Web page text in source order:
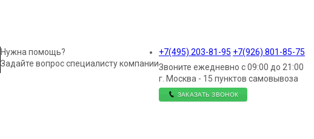
Нужна помощь?
Задайте вопрос специалисту компании
+7(495) 203-81-95 +7(926) 801-85-75
Звоните ежедневно с 09:00 до 21:00
г. Москва - 15 пунктов самовывоза
ЗАКАЗАТЬ ЗВОНОК